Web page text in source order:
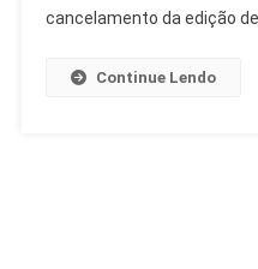
cancelamento da edição de
Continue Lendo